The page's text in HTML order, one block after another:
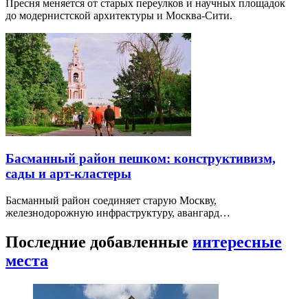
Пресня меняется от старых переулков и научных площадок
до модернистской архитектуры и Москва-Сити.
Басманный район пешком: конструктивизм,
сады и арт-кластеры
Басманный район соединяет старую Москву,
железнодорожную инфраструктуру, авангард…
Последние добавленные интересные
места